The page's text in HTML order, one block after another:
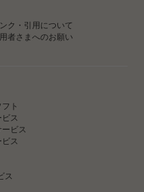
ク・引用について
者さまへのお願い
ト
ス
ビス
ス
ス